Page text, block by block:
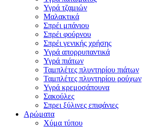
Υγρά τζαμιών
Μαλακτικά
Σπρέι μπάνιου
Σπρέι φούρνου
Σπρέι γενικής χρήσης
Υγρά απορρυπαντικά
Υγρά πιάτων
Ταμπλέτες πλυντηρίου πιάτων
Ταμπλέτες πλυντηρίου ρούχων
Υγρά κρεμοσάπουνα
Σακούλες
Σπρει ξύλινες επιφάνιες
Αρώματα
Χύμα τύπου